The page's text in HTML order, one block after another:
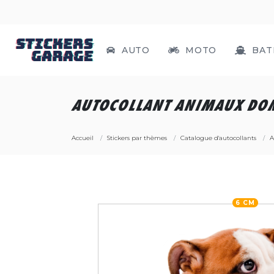
AUTO MOTO
AUTOCOLLANT ANIMAUX
Accueil Stickers par thèmes Catalogue d'autocollants
6 CM